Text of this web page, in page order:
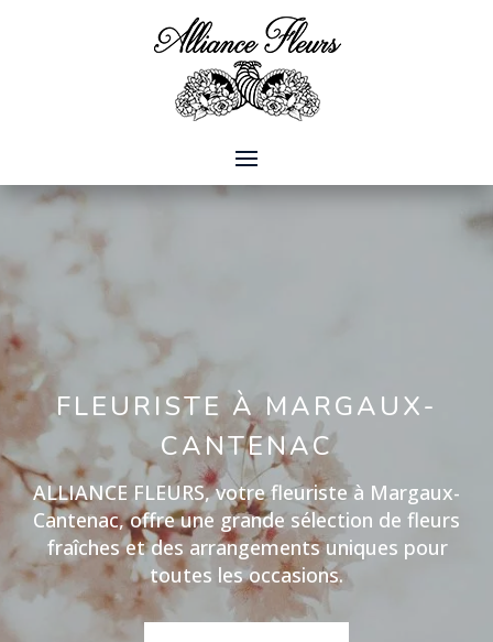
FLEURISTE À MARGAUX-
CANTENAC
ALLIANCE FLEURS, votre fleuriste à Margaux-
Cantenac, offre une grande sélection de fleurs
fraîches et des arrangements uniques pour
toutes les occasions.